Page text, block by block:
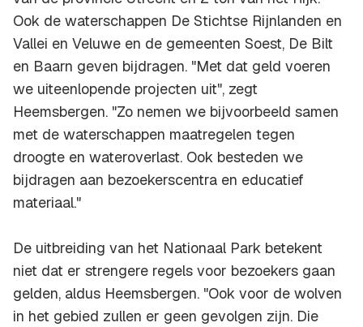
Ook de waterschappen De Stichtse Rijnlanden en
Vallei en Veluwe en de gemeenten Soest, De Bilt
en Baarn geven bijdragen. "Met dat geld voeren
we uiteenlopende projecten uit", zegt
Heemsbergen. "Zo nemen we bijvoorbeeld samen
met de waterschappen maatregelen tegen
droogte en wateroverlast. Ook besteden we
bijdragen aan bezoekerscentra en educatief
materiaal."
De uitbreiding van het Nationaal Park betekent
niet dat er strengere regels voor bezoekers gaan
gelden, aldus Heemsbergen. "Ook voor de wolven
in het gebied zullen er geen gevolgen zijn. Die